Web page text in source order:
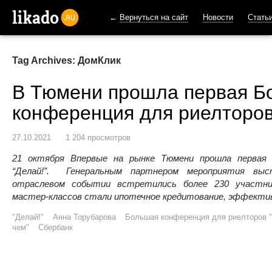
← Вернуться на сайт Новости
Tag Archives: ДомКлик
В Тюмени прошла первая
конференция для
27.10.2021 1 204 просмотров
21 октября Впервые на рынке Тюмени прошла первая
“Делай!”. Генеральным партнером мероприятия
отраслевом событии встретились более 230
мастер-классов стали ипотечное кредитование,
"Делай!" Анна Торубарова
Большая конференция для риелторов
чем"
Сбербанк